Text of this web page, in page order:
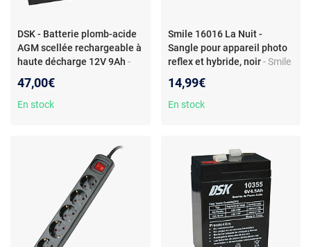
DSK - Batterie plomb-acide
AGM scellée rechargeable à
haute décharge 12V 9Ah -
AGM scellée rechargeable à
haute décharge 12V 9Ah
47,00€
En stock
Smile 16016 La Nuit -
Sangle pour appareil photo
reflex et hybride, noir - Smile
appareil photo reflex et
hybride, noir
14,99€
En stock